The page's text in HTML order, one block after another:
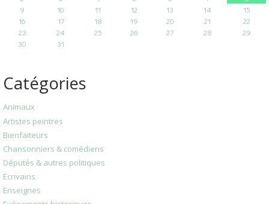
9
10 11 12 13 14
15
16
17 18 19 20 21
22
23
24 25 26 27 28
29
30
31
Catégories
Animaux
Artistes peintres
Bienfaiteurs
Chansonniers & comédiens
Députés & autres politiques
Ecrivains
Enseignes